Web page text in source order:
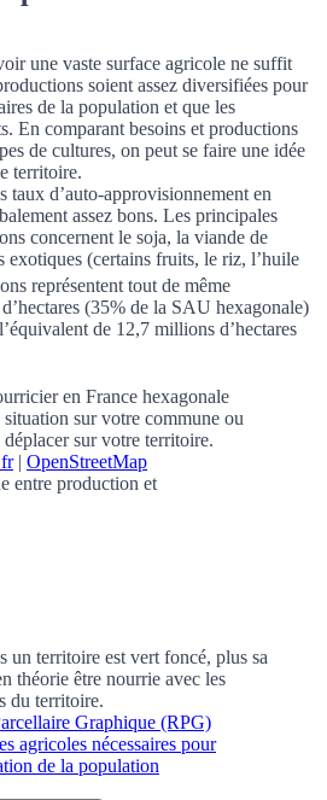
une vaste surface agricole ne suffit
soient assez diversifiées pour
de la population et que les
En comparant besoins et productions
de cultures, on peut se faire une idée
territoire.
taux d’auto-approvisionnement en
assez bons. Les principales
concernent le soja, la viande de
exotiques (certains fruits, le riz, l’huile
représentent tout de même
(35% de la SAU hexagonale)
de 12,7 millions d’hectares
en France hexagonale
sur votre commune ou
sur votre territoire.
| OpenStreetMap
entre production et
un territoire est vert foncé, plus sa
théorie être nourrie avec les
du territoire.
Graphique (RPG)
agricoles nécessaires pour
de la population